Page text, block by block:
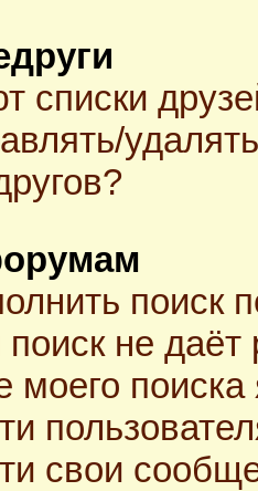
списки
не даёт
моего
свои